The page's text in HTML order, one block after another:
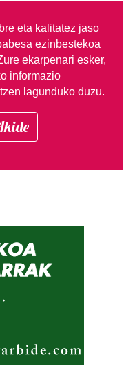
eta kalitatez jaso
ezinbestekoa
ekarpenari esker,
informazio
lagunduko duzu.